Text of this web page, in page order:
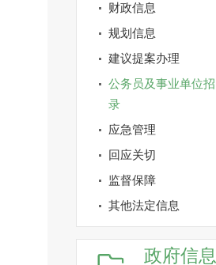
财政信息
规划信息
建议提案办理
公务员及事业单位招
录
应急管理
回应关切
监督保障
其他法定信息
政府信息